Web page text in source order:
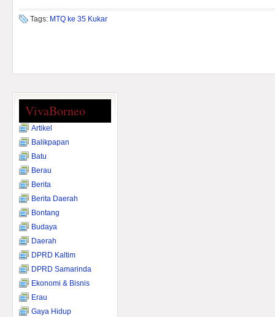
Tags: MTQ ke 35 Kukar
VivaBorneo
Artikel
Balikpapan
Batu
Berau
Berita
Berita Daerah
Bontang
Budaya
Daerah
DPRD Kaltim
DPRD Samarinda
Ekonomi & Bisnis
Erau
Gaya Hidup